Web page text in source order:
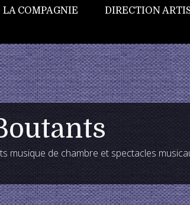
LA COMPAGNIE DIRECTION
musique de chambre et spectacles